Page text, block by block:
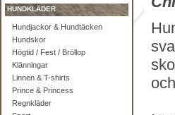
HUNDKLÄDER
Hundjackor & Hundtäcken
Hundskor
Högtid / Fest / Bröllop
Klänningar
Linnen & T-shirts
Prince & Princess
Regnkläder